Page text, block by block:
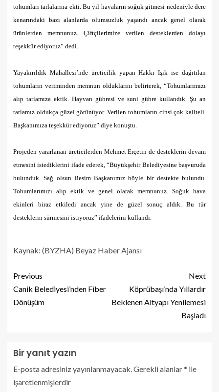
tohumları tarlalarına ekti. Bu yıl havaların soğuk gitmesi nedeniyle dere
kenarındaki bazı alanlarda olumsuzluk yaşandı ancak genel olarak
ürünlerden memnunuz. Çiftçilerimize verilen desteklerden dolayı
teşekkür ediyoruz” dedi.
Yayakırıldık Mahallesi’nde üreticilik yapan Hakkı Işık ise dağıtılan
tohumların veriminden memnun olduklarını belirterek, “Tohumlarımızı
alıp tarlamıza ektik. Hayvan gübresi ve suni gübre kullandık. Şu an
tarlamız oldukça güzel görünüyor. Verilen tohumların cinsi çok kaliteli.
Başkanımıza teşekkür ediyoruz” diye konuştu.
Projeden yararlanan üreticilerden Mehmet Erçetin de desteklerin devam
etmesini istediklerini ifade ederek, “Büyükşehir Belediyesine başvuruda
bulunduk. Sağ olsun Besim Başkanımız böyle bir destekte bulundu.
Tohumlarımızı alıp ektik ve genel olarak memnunuz. Soğuk hava
ekinleri biraz etkiledi ancak yine de güzel sonuç aldık. Bu tür
desteklerin sürmesini istiyoruz” ifadelerini kullandı.
Kaynak: (BYZHA) Beyaz Haber Ajansı
Previous
Canik Belediyesi’nden Fiber
Dönüşüm
Next
Köprübaşı’nda Yıllardır
Beklenen Altyapı Yenilemesi
Başladı
Bir yanıt yazın
E-posta adresiniz yayınlanmayacak.Gerekli alanlar* ile
işaretlenmişlerdir